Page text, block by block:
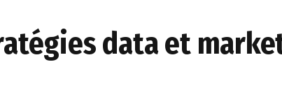
data et